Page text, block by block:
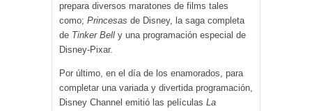
prepara diversos maratones de films tales
como; Princesas de Disney, la saga completa
de Tinker Bell y una programación especial de
Disney-Pixar.
Por último, en el día de los enamorados, para
completar una variada y divertida programación,
Disney Channel emitió las películas La